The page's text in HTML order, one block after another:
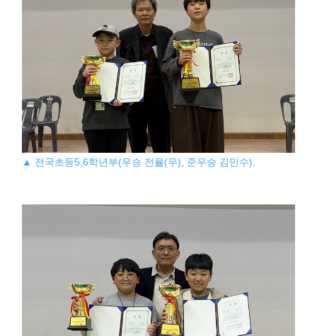
▲ 전국초등5,6학년부(우승 전율(우), 준우승 김민수).